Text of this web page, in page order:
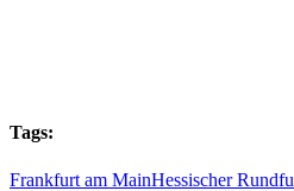
Tags:
Frankfurt am MainHessischer